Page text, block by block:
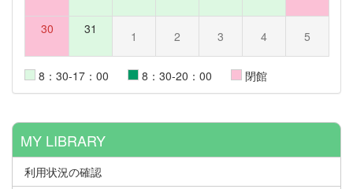
30 31 1 2 3 4 5
8：30-17：00 8：30-20：00 閉館
MY LIBRARY
利用状況の確認